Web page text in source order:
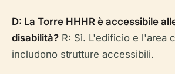
D: La Torre HHHR è accessibile
disabilità? R: Sì. L'edificio e l'area
includono strutture accessibili.